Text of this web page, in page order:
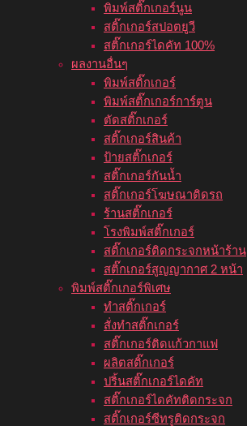
พิมพ์สติ๊กเกอร์นูน
สติ๊กเกอร์สปอตยูวี
สติ๊กเกอร์ไดคัท 100%
ผลงานอื่นๆ
พิมพ์สติ๊กเกอร์
พิมพ์สติ๊กเกอร์การ์ตูน
ตัดสติ๊กเกอร์
สติ๊กเกอร์สินค้า
ป้ายสติ๊กเกอร์
สติ๊กเกอร์กันน้ำ
สติ๊กเกอร์โฆษณาติดรถ
ร้านสติ๊กเกอร์
โรงพิมพ์สติ๊กเกอร์
สติ๊กเกอร์ติดกระจกหน้าร้าน
สติ๊กเกอร์สูญญากาศ 2 หน้า
พิมพ์สติ๊กเกอร์พิเศษ
ทำสติ๊กเกอร์
สั่งทำสติ๊กเกอร์
สติ๊กเกอร์ติดแก้วกาแฟ
ผลิตสติ๊กเกอร์
ปริ้นสติ๊กเกอร์ไดคัท
สติ๊กเกอร์ไดคัทติดกระจก
สติ๊กเกอร์ซีทรูติดกระจก